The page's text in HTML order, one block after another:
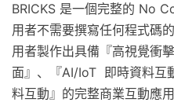
BRICKS 是一個完整的 No
用者不需要撰寫任何程式碼
用者製作出具備『高視覺衝
面』、『AI/IoT 即時資料互
料互動』的完整商業互動應